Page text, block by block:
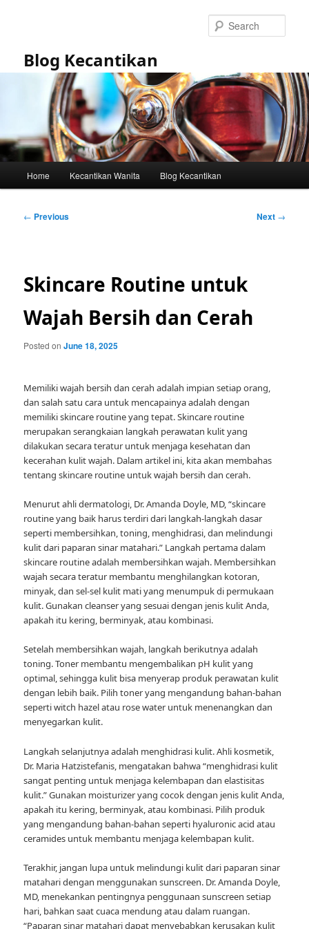
Blog Kecantikan
Home Kecantikan Wanita Blog Kecantikan
Post
← Previous Next →
Skincare Routine untuk
Wajah Bersih dan Cerah
Posted onJune 18, 2025
Memiliki wajah bersih dan cerah adalah impian setiap orang,
dan salah satu cara untuk mencapainya adalah dengan
memiliki skincare routine yang tepat. Skincare routine
merupakan serangkaian langkah perawatan kulit yang
dilakukan secara teratur untuk menjaga kesehatan dan
kecerahan kulit wajah. Dalam artikel ini, kita akan membahas
tentang skincare routine untuk wajah bersih dan cerah.
Menurut ahli dermatologi, Dr. Amanda Doyle, MD, “skincare
routine yang baik harus terdiri dari langkah-langkah dasar
seperti membersihkan, toning, menghidrasi, dan melindungi
kulit dari paparan sinar matahari.” Langkah pertama dalam
skincare routine adalah membersihkan wajah. Membersihkan
wajah secara teratur membantu menghilangkan kotoran,
minyak, dan sel-sel kulit mati yang menumpuk di permukaan
kulit. Gunakan cleanser yang sesuai dengan jenis kulit Anda,
apakah itu kering, berminyak, atau kombinasi.
Setelah membersihkan wajah, langkah berikutnya adalah
toning. Toner membantu mengembalikan pH kulit yang
optimal, sehingga kulit bisa menyerap produk perawatan kulit
dengan lebih baik. Pilih toner yang mengandung bahan-bahan
seperti witch hazel atau rose water untuk menenangkan dan
menyegarkan kulit.
Langkah selanjutnya adalah menghidrasi kulit. Ahli kosmetik,
Dr. Maria Hatzistefanis, mengatakan bahwa “menghidrasi kulit
sangat penting untuk menjaga kelembapan dan elastisitas
kulit.” Gunakan moisturizer yang cocok dengan jenis kulit Anda,
apakah itu kering, berminyak, atau kombinasi. Pilih produk
yang mengandung bahan-bahan seperti hyaluronic acid atau
ceramides untuk membantu menjaga kelembapan kulit.
Terakhir, jangan lupa untuk melindungi kulit dari paparan sinar
matahari dengan menggunakan sunscreen. Dr. Amanda Doyle,
MD, menekankan pentingnya penggunaan sunscreen setiap
hari, bahkan saat cuaca mendung atau dalam ruangan.
“Paparan sinar matahari dapat menyebabkan kerusakan kulit